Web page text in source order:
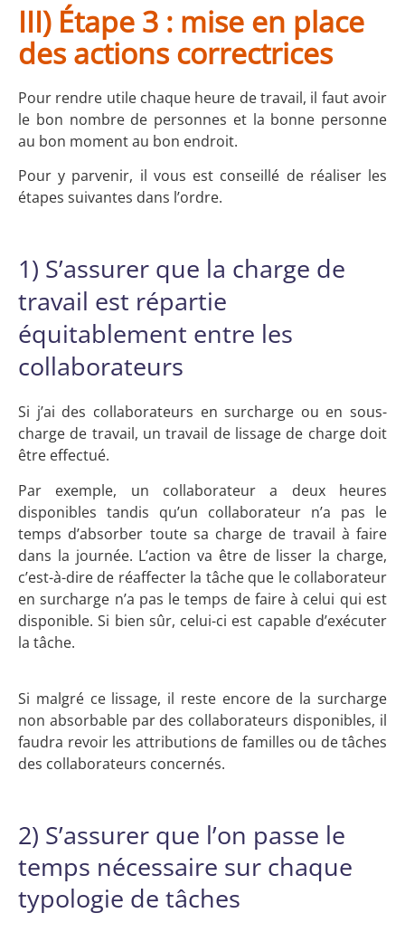
III) Étape 3 : mise en place
des actions correctrices
Pour rendre utile chaque heure de travail, il faut avoir
le bon nombre de personnes et la bonne personne
au bon moment au bon endroit.
Pour y parvenir, il vous est conseillé de réaliser les
étapes suivantes dans l’ordre.
1) S’assurer que la charge de
travail est répartie
équitablement entre les
collaborateurs
Si j’ai des collaborateurs en surcharge ou en sous-
charge de travail, un travail de lissage de charge doit
être effectué.
Par exemple, un collaborateur a deux heures
disponibles tandis qu’un collaborateur n’a pas le
temps d’absorber toute sa charge de travail à faire
dans la journée. L’action va être de lisser la charge,
c’est-à-dire de réaffecter la tâche que le collaborateur
en surcharge n’a pas le temps de faire à celui qui est
disponible. Si bien sûr, celui-ci est capable d’exécuter
la tâche.
Si malgré ce lissage, il reste encore de la surcharge
non absorbable par des collaborateurs disponibles, il
faudra revoir les attributions de familles ou de tâches
des collaborateurs concernés.
2) S’assurer que l’on passe le
temps nécessaire sur chaque
typologie de tâches